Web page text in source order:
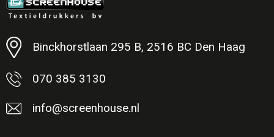
Minimale afname: 1
Binckhorstlaan 295 B, 2516 BC Den Haag
070 385 3130
info@screenhouse.nl